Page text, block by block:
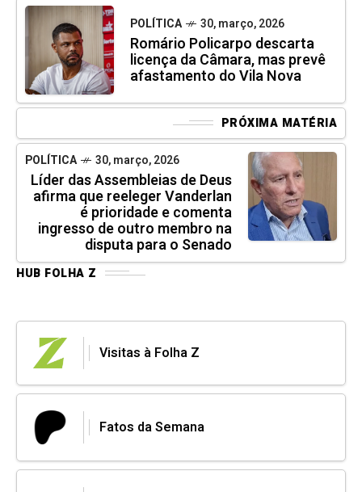
POLÍTICA 30, março, 2026
Romário Policarpo descarta
licença da Câmara, mas prevê
afastamento do Vila Nova
PRÓXIMA MATÉRIA
POLÍTICA 30, março, 2026
Líder das Assembleias de Deus
afirma que reeleger Vanderlan
é prioridade e comenta
ingresso de outro membro na
disputa para o Senado
HUB FOLHA Z
Visitas à Folha Z
Fatos da Semana